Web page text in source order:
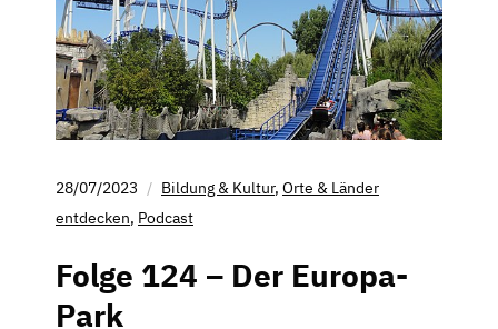
28/07/2023 Bildung & Kultur, Orte & Länder
entdecken, Podcast
Folge 124 – Der Europa-
Park